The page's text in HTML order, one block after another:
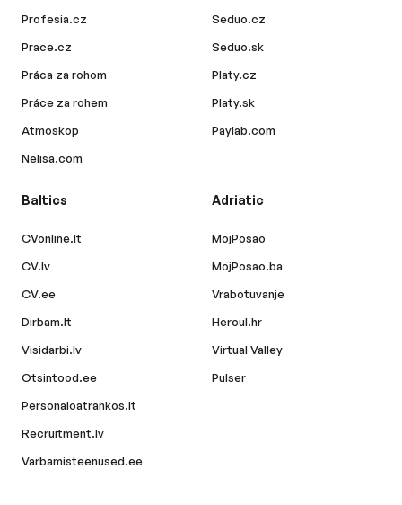
Profesia.cz
Prace.cz
Práca za rohom
Práce za rohem
Atmoskop
Nelisa.com
Seduo.cz
Seduo.sk
Platy.cz
Platy.sk
Paylab.com
Baltics
CVonline.lt
CV.lv
CV.ee
Dirbam.lt
Visidarbi.lv
Otsintood.ee
Personaloatrankos.lt
Recruitment.lv
Varbamisteenused.ee
Adriatic
MojPosao
MojPosao.ba
Vrabotuvanje
Hercul.hr
Virtual Valley
Pulser